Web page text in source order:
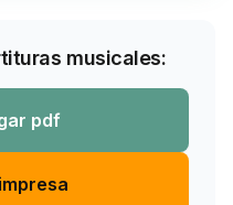
musicales:
pdf